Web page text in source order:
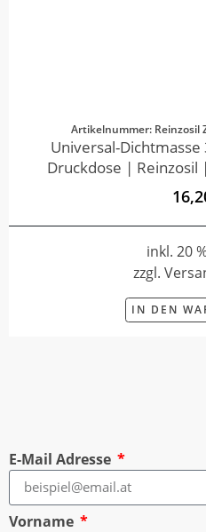
Artikelnummer: Reinzosil
Universal-
Druckdose | Reinzosil
inkl. 20
zzgl.
IN DEN
E-Mail Adresse
Vorname